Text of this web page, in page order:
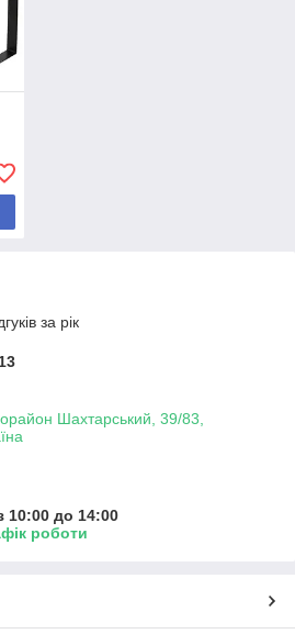
за рік
Шахтарський, 39/83,
10:00 до 14:00
роботи